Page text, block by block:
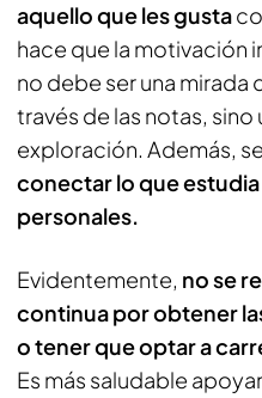
aquello que les gusta
hace que la motivación
no debe ser una
través de las notas,
exploración. Además,
conectar lo que
personales.
Evidentemente, no se
continua por obtener
o tener que optar a
Es más saludable